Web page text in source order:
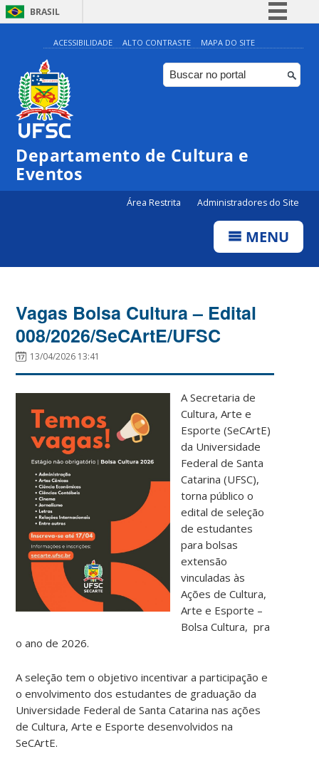
BRASIL
Simplifique!
Comunica BR
Participe
Canais
ACESSIBILIDADE ALTO CONTRASTE MAPA DO SITE
Departamento de Cultura e
Eventos
Área Restrita Administradores do Site
MENU
Vagas Bolsa Cultura – Edital
008/2026/SeCArtE/UFSC
13/04/2026 13:41
A Secretaria de
Cultura, Arte e
Esporte (SeCArtE)
da Universidade
Federal de Santa
Catarina (UFSC),
torna público o
edital de seleção
de estudantes
para bolsas
extensão
vinculadas às
Ações de Cultura,
Arte e Esporte –
Bolsa Cultura, pra
o ano de 2026.
A seleção tem o objetivo incentivar a participação e
o envolvimento dos estudantes de graduação da
Universidade Federal de Santa Catarina nas ações
de Cultura, Arte e Esporte desenvolvidos na
SeCArtE.